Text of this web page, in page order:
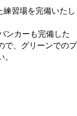
習場を完備いたし
ンカーも完備した
で、グリーンでのプ